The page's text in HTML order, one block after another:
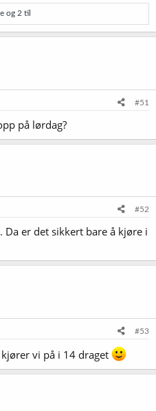
og 2 til
#51
på lørdag?
#52
Da er det sikkert bare å kjøre i
#53
vi på i 14 draget